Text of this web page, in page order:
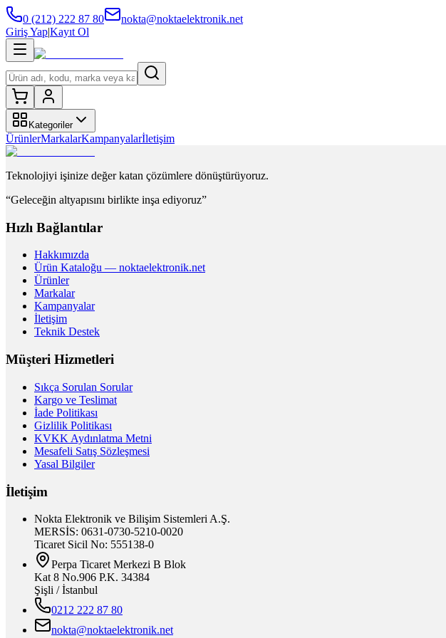
0 (212) 222 87 80
nokta@noktaelektronik.net
Giriş Yap|Kayıt Ol
Kategoriler
ÜrünlerMarkalarKampanyalarİletişim
Teknolojiyi işinize değer katan çözümlere dönüştürüyoruz.
“Geleceğin altyapısını birlikte inşa ediyoruz”
Hızlı Bağlantılar
Hakkımızda
Ürün Kataloğu — noktaelektronik.net
Ürünler
Markalar
Kampanyalar
İletişim
Teknik Destek
Müşteri Hizmetleri
Sıkça Sorulan Sorular
Kargo ve Teslimat
İade Politikası
Gizlilik Politikası
KVKK Aydınlatma Metni
Mesafeli Satış Sözleşmesi
Yasal Bilgiler
İletişim
Nokta Elektronik ve Bilişim Sistemleri A.Ş.
MERSİS: 0631-0730-5210-0020
Ticaret Sicil No: 555138-0
Perpa Ticaret Merkezi B Blok
Kat 8 No.906 P.K. 34384
Şişli / İstanbul
0212 222 87 80
nokta@noktaelektronik.net